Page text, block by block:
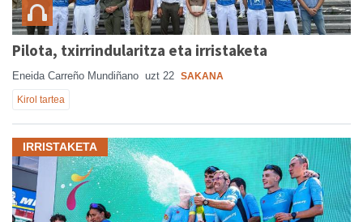
Pilota, txirrindularitza eta irristaketa
Eneida Carreño Mundiñano uzt 22 SAKANA
Kirol tartea
IRRISTAKETA